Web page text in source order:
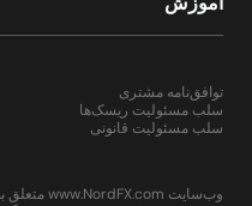
توافق‌نامه مشتری
سلب مسئولیت ریسک‌ها
سلب مسئولیت قانونی